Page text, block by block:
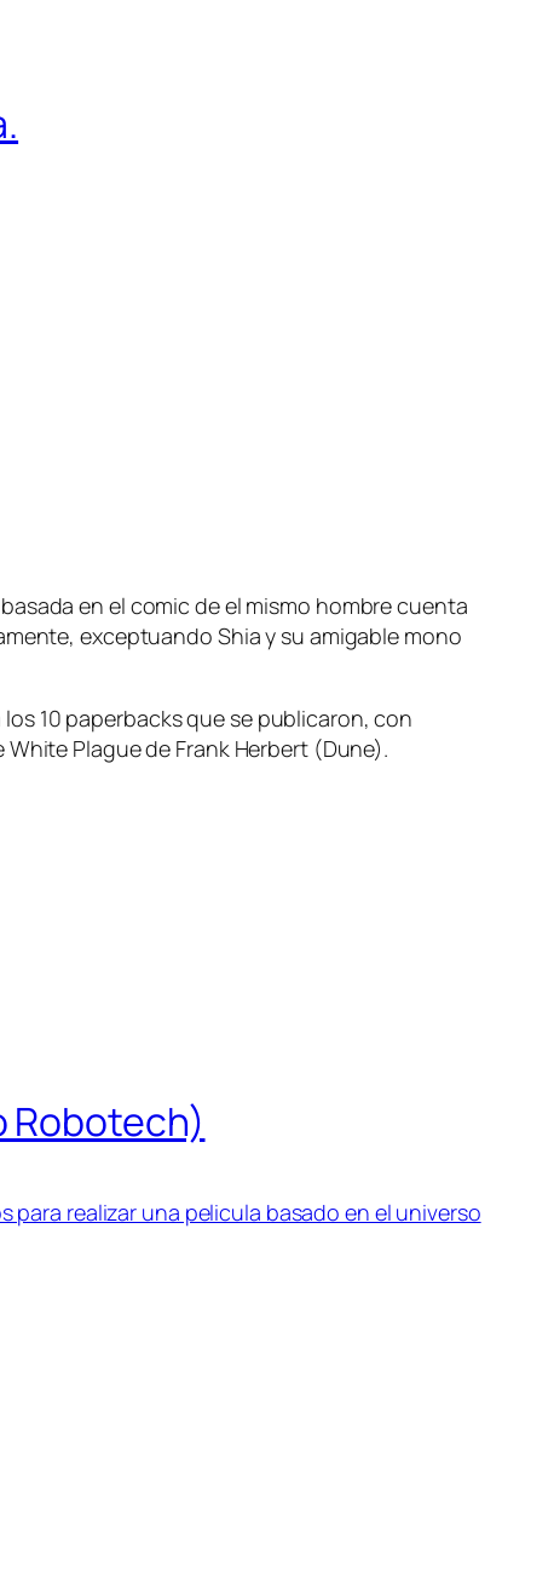
en el comic de el mismo hombre cuenta
exceptuando Shia y su amigable mono
10 paperbacks que se publicaron, con
Plague de Frank Herbert (Dune).
Robotech)
para realizar una pelicula basado en el universo